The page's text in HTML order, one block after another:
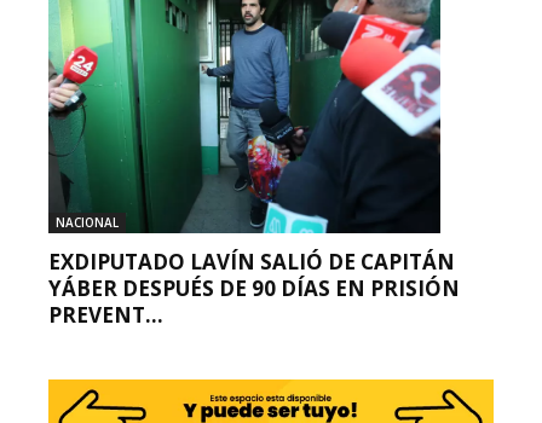
NACIONAL
EXDIPUTADO LAVÍN SALIÓ DE CAPITÁN
YÁBER DESPUÉS DE 90 DÍAS EN PRISIÓN
PREVENT...